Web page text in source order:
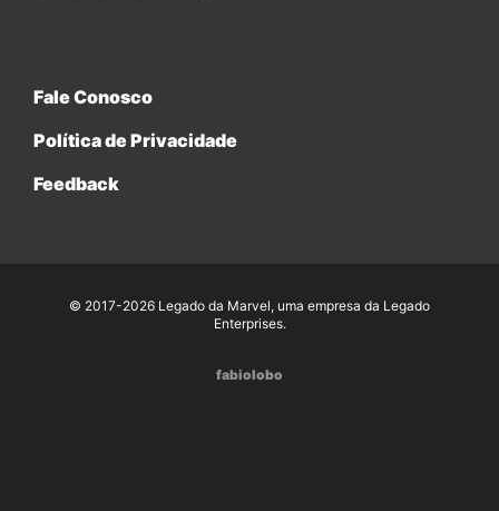
Fale Conosco
Política de Privacidade
Feedback
© 2017-2026 Legado da Marvel, uma empresa da Legado
Enterprises.
fabiolobo